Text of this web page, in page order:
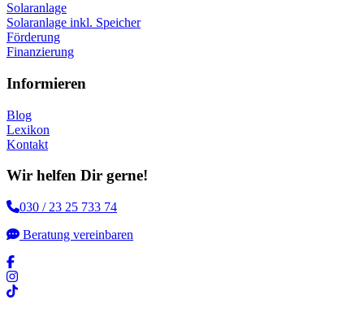
Solaranlage
Solaranlage inkl. Speicher
Förderung
Finanzierung
Informieren
Blog
Lexikon
Kontakt
Wir helfen Dir gerne!
030 / 23 25 733 74
Beratung vereinbaren